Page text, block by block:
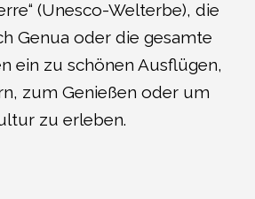
(Unesco-Welterbe), die
Genua oder die gesamte
ein zu schönen Ausflügen,
zum Genießen oder um
zu erleben.